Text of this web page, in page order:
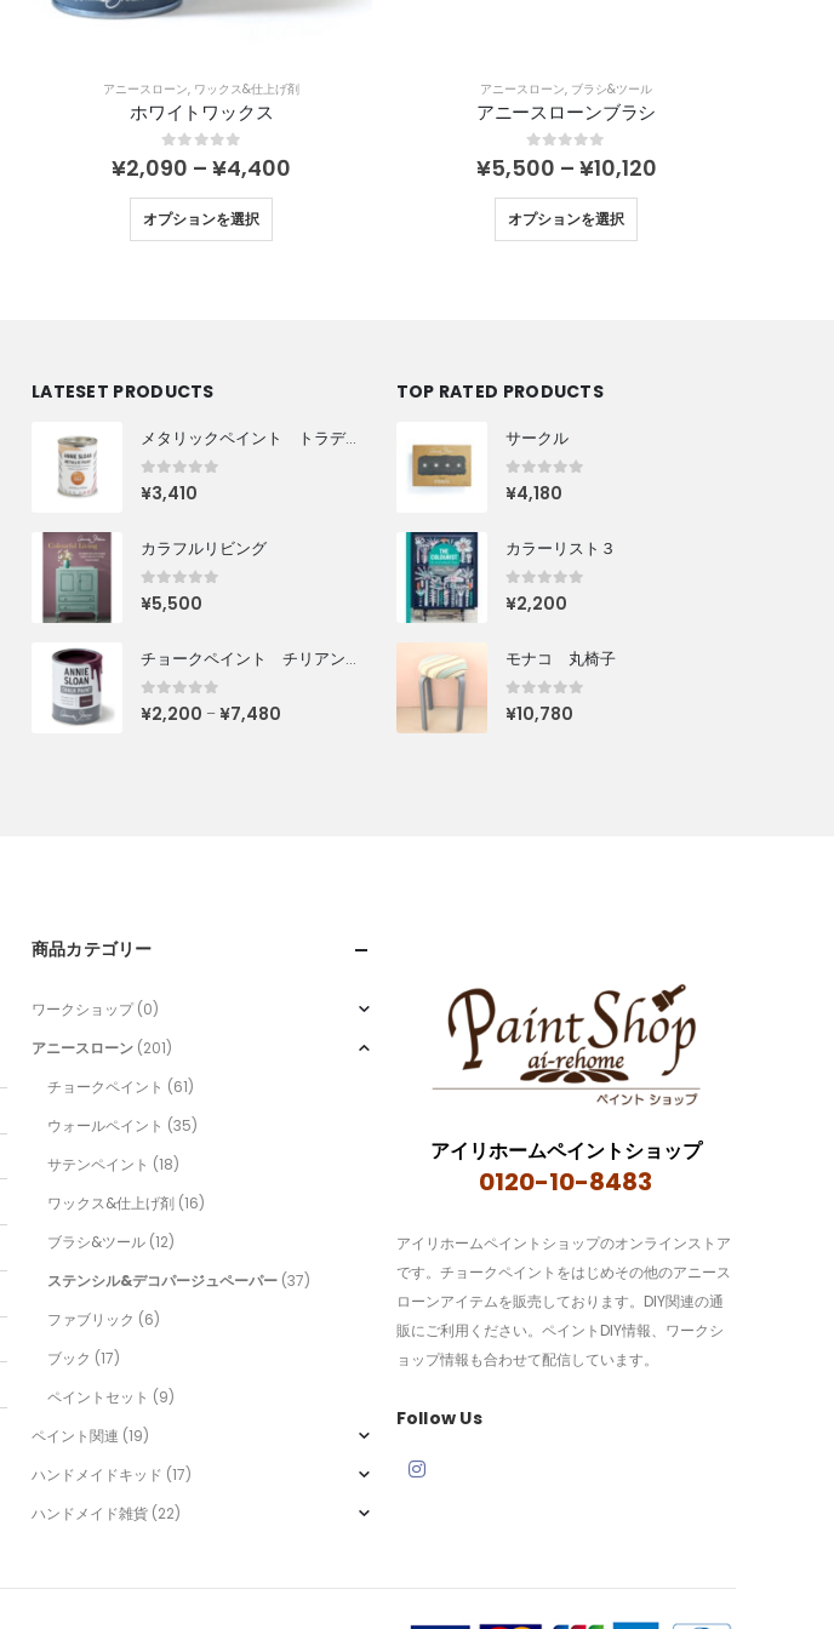
アニースローン, ワックス&仕上げ剤
ホワイトワックス
0out of 5
¥2,090 –¥4,400
オプションを選択
アニースローン, ブラシ&ツール
アニースローンブラシ
0out of 5
¥5,500 – ¥10,120
オプションを選択
LATESET PRODUCTS
メタリックペイント トラディショナルゴールド
0out of 5
¥3,410
カラフルリビング
0out of 5
¥5,500
チョークペイント チリアンプラム
0out of 5
¥2,200 –¥7,480
TOP RATED PRODUCTS
サークル
0out of 5
¥4,180
カラーリスト３
0out of 5
¥2,200
モナコ 丸椅子
0out of 5
¥10,780
商品カテゴリー
ワークショップ (0)
アニースローン (201)
チョークペイント (61)
ウォールペイント (35)
サテンペイント (18)
ワックス&仕上げ剤 (16)
ブラシ&ツール (12)
ステンシル&デコパージュペーパー (37)
ファブリック (6)
ブック (17)
ペイントセット (9)
ペイント関連 (19)
ハンドメイドキッド (17)
ハンドメイド雑貨 (22)
アイリホームペイントショップ
0120-10-8483
アイリホームペイントショップのオンラインストア
です。チョークペイントをはじめその他のアニース
ローンアイテムを販売しております。DIY関連の通
販にご利用ください。ペイントDIY情報、ワークシ
ョップ情報も合わせて配信しています。
Follow Us